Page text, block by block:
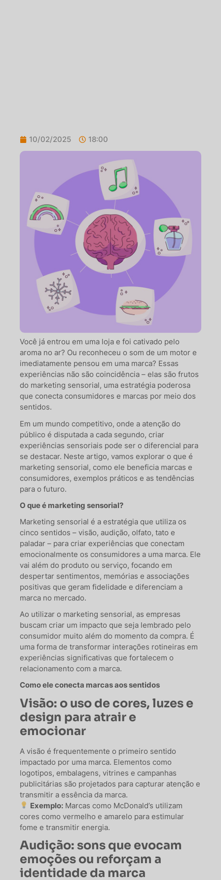
10/02/2025 18:00
Você já entrou em uma loja e foi cativado pelo
aroma no ar? Ou reconheceu o som de um motor e
imediatamente pensou em uma marca? Essas
experiências não são coincidência – elas são frutos
do marketing sensorial, uma estratégia poderosa
que conecta consumidores e marcas por meio dos
sentidos.
Em um mundo competitivo, onde a atenção do
público é disputada a cada segundo, criar
experiências sensoriais pode ser o diferencial para
se destacar. Neste artigo, vamos explorar o que é
marketing sensorial, como ele beneficia marcas e
consumidores, exemplos práticos e as tendências
para o futuro.
O que é marketing sensorial?
Marketing sensorial é a estratégia que utiliza os
cinco sentidos – visão, audição, olfato, tato e
paladar – para criar experiências que conectam
emocionalmente os consumidores a uma marca. Ele
vai além do produto ou serviço, focando em
despertar sentimentos, memórias e associações
positivas que geram fidelidade e diferenciam a
marca no mercado.
Ao utilizar o marketing sensorial, as empresas
buscam criar um impacto que seja lembrado pelo
consumidor muito além do momento da compra. É
uma forma de transformar interações rotineiras em
experiências significativas que fortalecem o
relacionamento com a marca.
Como ele conecta marcas aos sentidos
Visão: o uso de cores, luzes e
design para atrair e
emocionar
A visão é frequentemente o primeiro sentido
impactado por uma marca. Elementos como
logotipos, embalagens, vitrines e campanhas
publicitárias são projetados para capturar atenção e
transmitir a essência da marca.
Exemplo: Marcas como McDonald’s utilizam
cores como vermelho e amarelo para estimular
fome e transmitir energia.
Audição: sons que evocam
emoções ou reforçam a
identidade da marca